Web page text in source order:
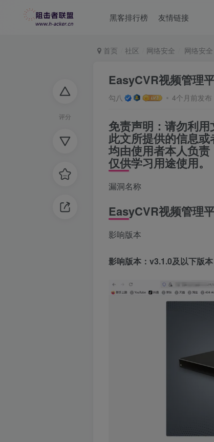
黑客排行榜 友情链接
评分
首页 社区 网络安全 网络安全
EasyCVR视频管理
勾八 4个月前发布
免责声明：请勿利
此文所提供的信息
均由使用者本人负
仅供学习用途使用。
漏洞名称
EasyCVR视频管理
影响版本
影响版本：v3.1.0及以下版本